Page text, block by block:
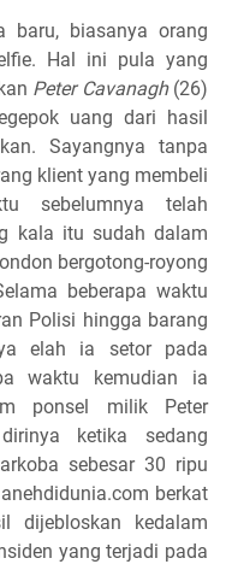
baru, biasanya orang
Hal ini pula yang
Peter Cavanagh(26)
uang dari hasil
Sayangnya tanpa
klient yang membeli
sebelumnya telah
kala itu sudah dalam
bergotong-royong
beberapa waktu
Polisi hingga barang
elah ia setor pada
waktu kemudian ia
ponsel milik Peter
ketika sedang
sebesar 30 ripu
berkat
dijebloskan kedalam
yang terjadi pada